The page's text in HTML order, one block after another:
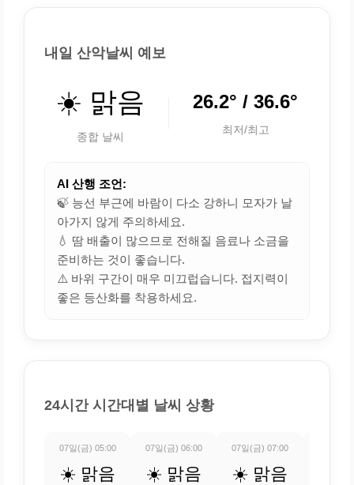
내일 산악날씨 예보
☀️ 맑음
종합 날씨
26.2° / 36.6°
최저/최고
AI 산행 조언:
🍃 능선 부근에 바람이 다소 강하니 모자가 날
아가지 않게 주의하세요.
💧 땀 배출이 많으므로 전해질 음료나 소금을
준비하는 것이 좋습니다.
⚠️ 바위 구간이 매우 미끄럽습니다. 접지력이
좋은 등산화를 착용하세요.
24시간 시간대별 날씨 상황
07일(금) 05:00
☀️ 맑음
07일(금) 06:00
☀️ 맑음
07일(금) 07:00
☀️ 맑음